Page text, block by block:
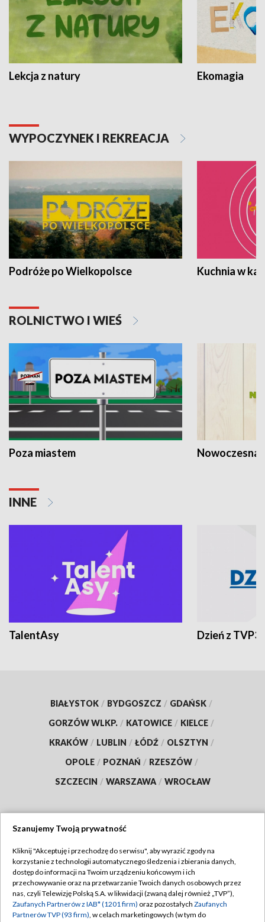
Lekcja z natury Ekomagia
WYPOCZYNEK I REKREACJA
Podróże po Wielkopolsce Kuchnia w
ROLNICTWO I WIEŚ
Poza miastem Nowoczesna
INNE
TalentAsy Dzień z TVP3
BIAŁYSTOK / BYDGOSZCZ / GDAŃSK /
GORZÓW WLKP. / KATOWICE / KIELCE /
KRAKÓW / LUBLIN / ŁÓDŹ / OLSZTYN /
OPOLE / POZNAŃ / RZESZÓW /
SZCZECIN / WARSZAWA / WROCŁAW
TVP
Abonament TVP
Emisja w TVP
Regulamin TVP
Polityka prywatności
Szanujemy Twoją prywatność
Kliknij "Akceptuję i przechodzę do serwisu", aby wyrazić zgody na
korzystanie z technologii automatycznego śledzenia i zbierania danych,
dostęp do informacji na Twoim urządzeniu końcowym i ich
przechowywanie oraz na przetwarzanie Twoich danych osobowych przez
nas, czyli Telewizję Polską S.A. w likwidacji (zwaną dalej również „TVP”),
Zaufanych Partnerów z IAB* (1201 firm) oraz pozostałych Zaufanych
Partnerów TVP (93 firm), w celach marketingowych (w tym do